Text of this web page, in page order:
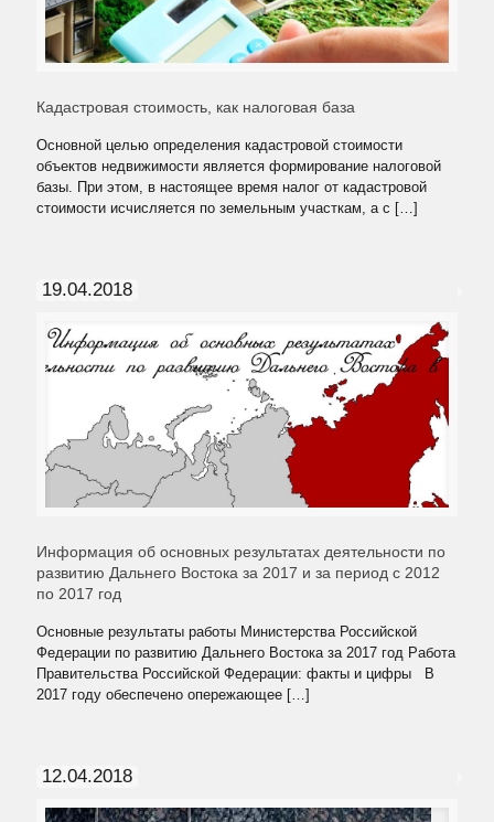
Кадастровая стоимость, как налоговая база
Основной целью определения кадастровой стоимости
объектов недвижимости является формирование налоговой
базы. При этом, в настоящее время налог от кадастровой
стоимости исчисляется по земельным участкам, а с […]
19.04.2018
Информация об основных результатах деятельности по
развитию Дальнего Востока за 2017 и за период с 2012
по 2017 год
Основные результаты работы Министерства Российской
Федерации по развитию Дальнего Востока за 2017 год Работа
Правительства Российской Федерации: факты и цифры В
2017 году обеспечено опережающее […]
12.04.2018